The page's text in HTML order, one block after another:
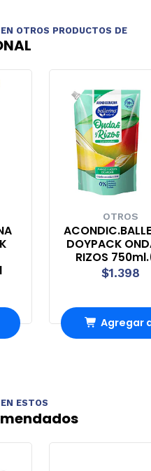
OTROS PRODUCTOS DE
OTROS
DOYPACK
RIZOS
$1.398
Agregar
ESTOS